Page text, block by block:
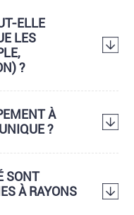
ELLE
LES
?
À
?
SONT
À RAYONS